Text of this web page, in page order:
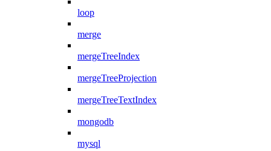
loop
merge
mergeTreeIndex
mergeTreeProjection
mergeTreeTextIndex
mongodb
mysql